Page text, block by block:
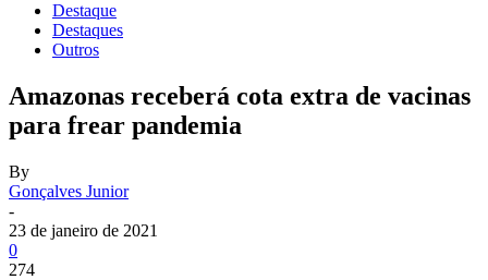
Destaque
Destaques
Outros
Amazonas receberá cota extra de vacinas
para frear pandemia
By
Gonçalves Junior
-
23 de janeiro de 2021
0
274